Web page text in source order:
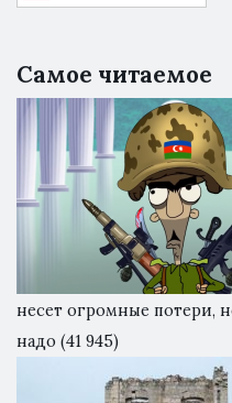
Самое читаемое
несет огромные потери,
надо (41 945)